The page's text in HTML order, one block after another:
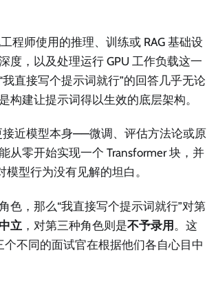
程师使用的推理、训练或 RAG 基础设
度，以及处理运行 GPU 工作负载这一
直接写个提示词就行”的回答几乎无论
建让提示词得以生效的底层架构。
接近模型本身——微调、评估方法论或原
从零开始实现一个 Transformer 块，并
型行为没有见解的坦白。
色，那么“我直接写个提示词就行”对第
中立 ，对第三种角色则是不予录用 。这
不同的面试官在根据他们各自心目中